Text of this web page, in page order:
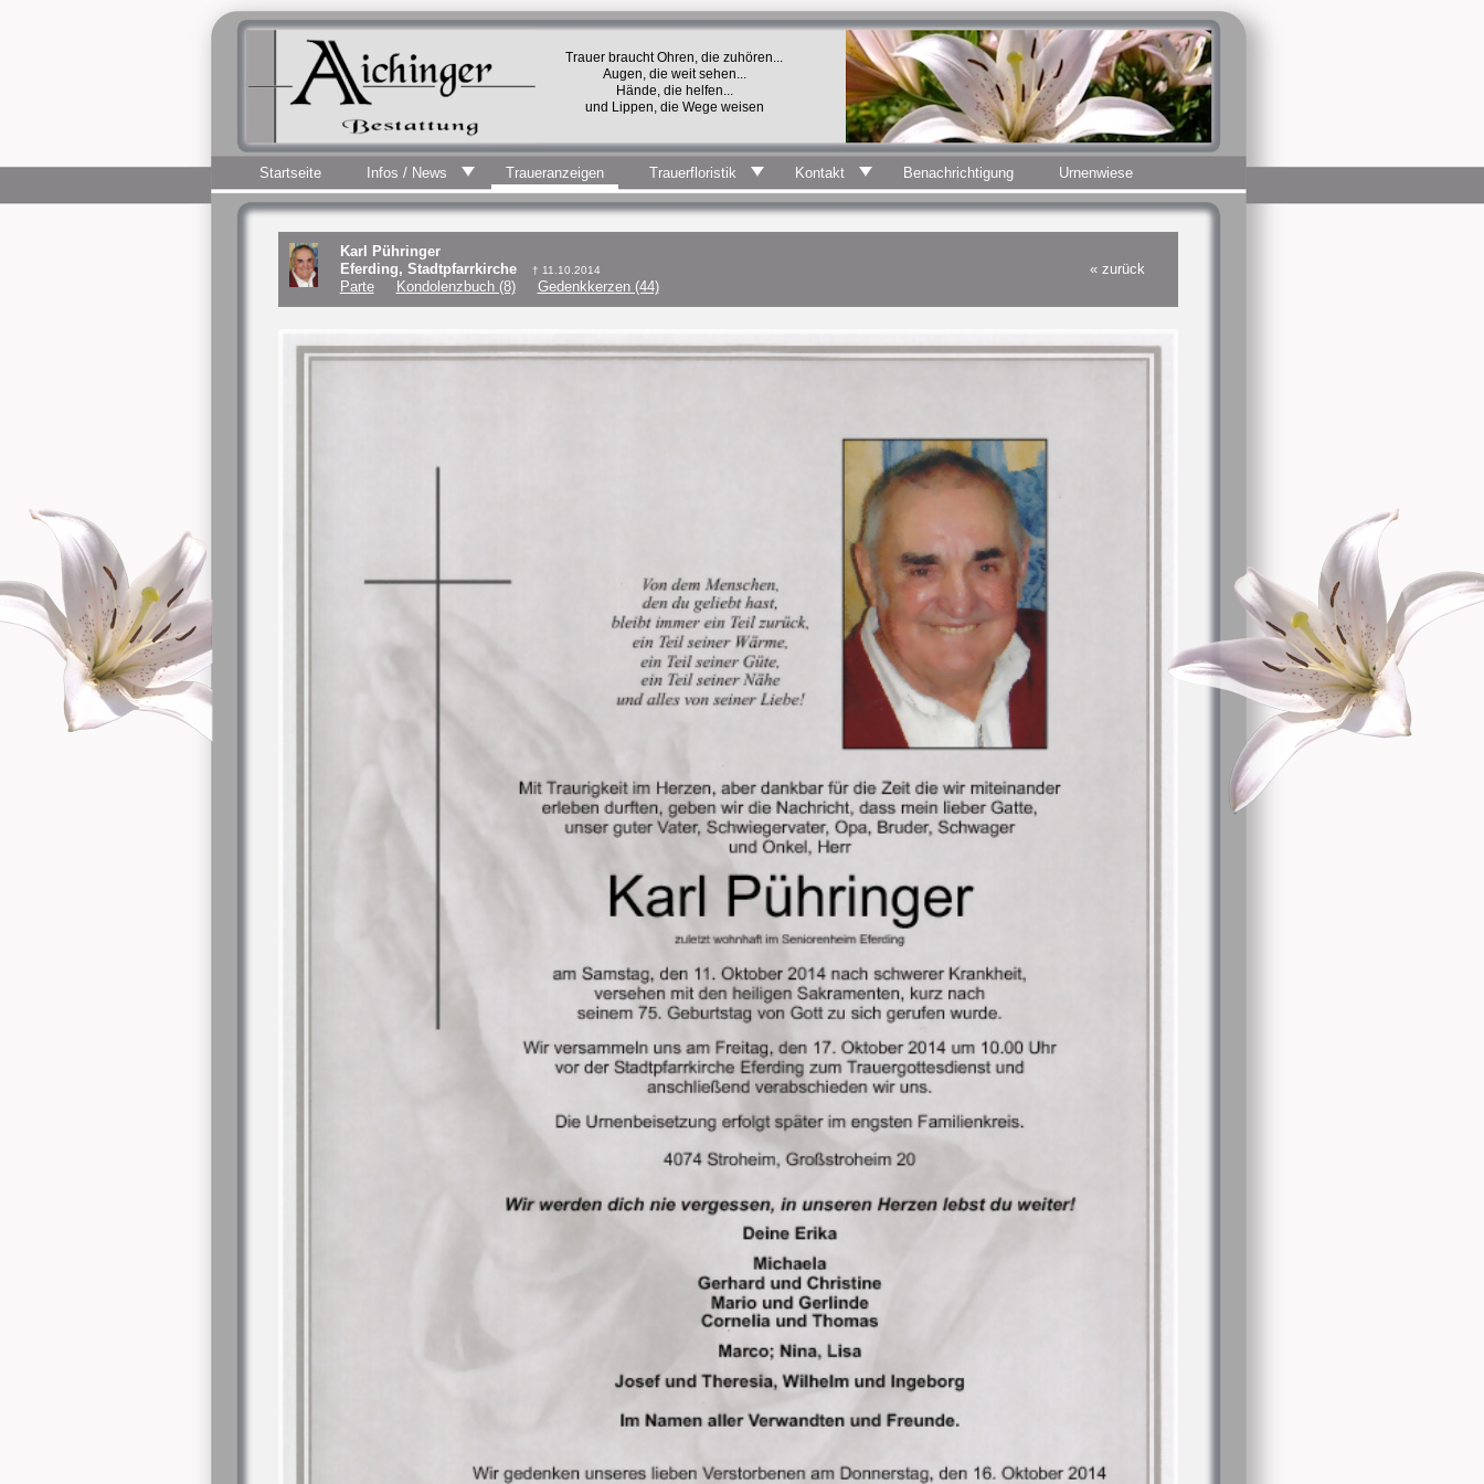
Startseite Infos / News Traueranzeigen Trauerfloristik Kontakt Benachrichtigung Urnenwiese
Karl Pühringer
Eferding, Stadtpfarrkirche
† 11.10.2014
« zurück
Parte
Kondolenzbuch (8) Gedenkkerzen (44)
Trauer braucht Ohren, die zuhören...
Augen, die weit sehen...
Hände, die helfen...
und Lippen, die Wege weisen